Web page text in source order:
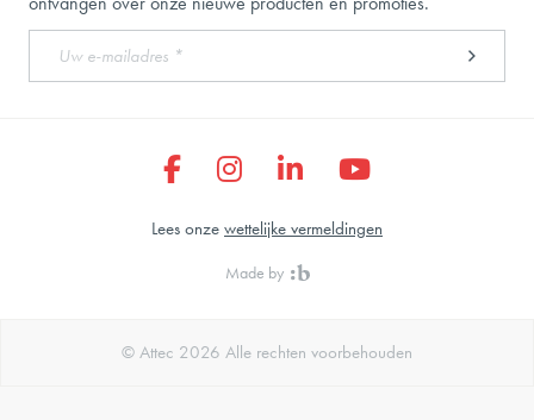
Made by
© Attec 2026 Alle rechten voorbehouden
Lees onze wettelijke vermeldingen